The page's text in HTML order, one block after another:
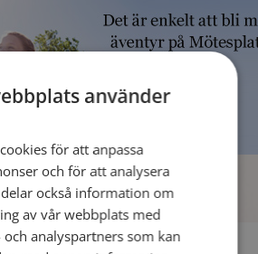
använder
för att anpassa
och för att analysera
också information om
av vår webbplats med
analyspartners som kan